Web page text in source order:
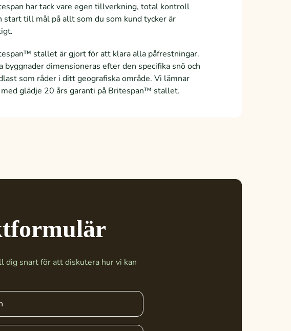
har tack vare egen tillverkning, total kontroll
start till mål på allt som du som kund tycker är
stallet är gjort för att klara alla påfrestningar.
byggnader dimensioneras efter den specifika snö och
som råder i ditt geografiska område. Vi lämnar
glädje 20 års garanti på Britespan™ stallet.
dig snart för att diskutera hur vi kan